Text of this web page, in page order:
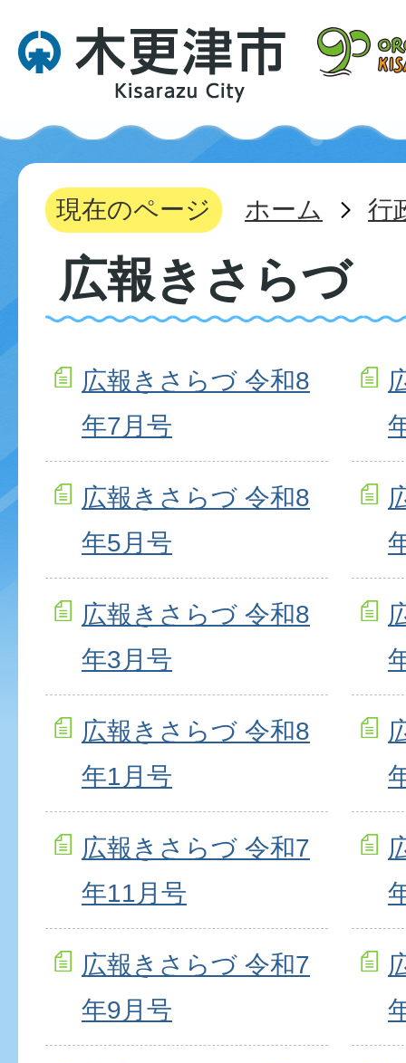
現在のページ ホーム 行
広報きさらづ
広報きさらづ 令和8
年7月号
広報きさらづ 令和8
年5月号
広報きさらづ 令和8
年3月号
広報きさらづ 令和8
年1月号
広報きさらづ 令和7
年11月号
広報きさらづ 令和7
年9月号